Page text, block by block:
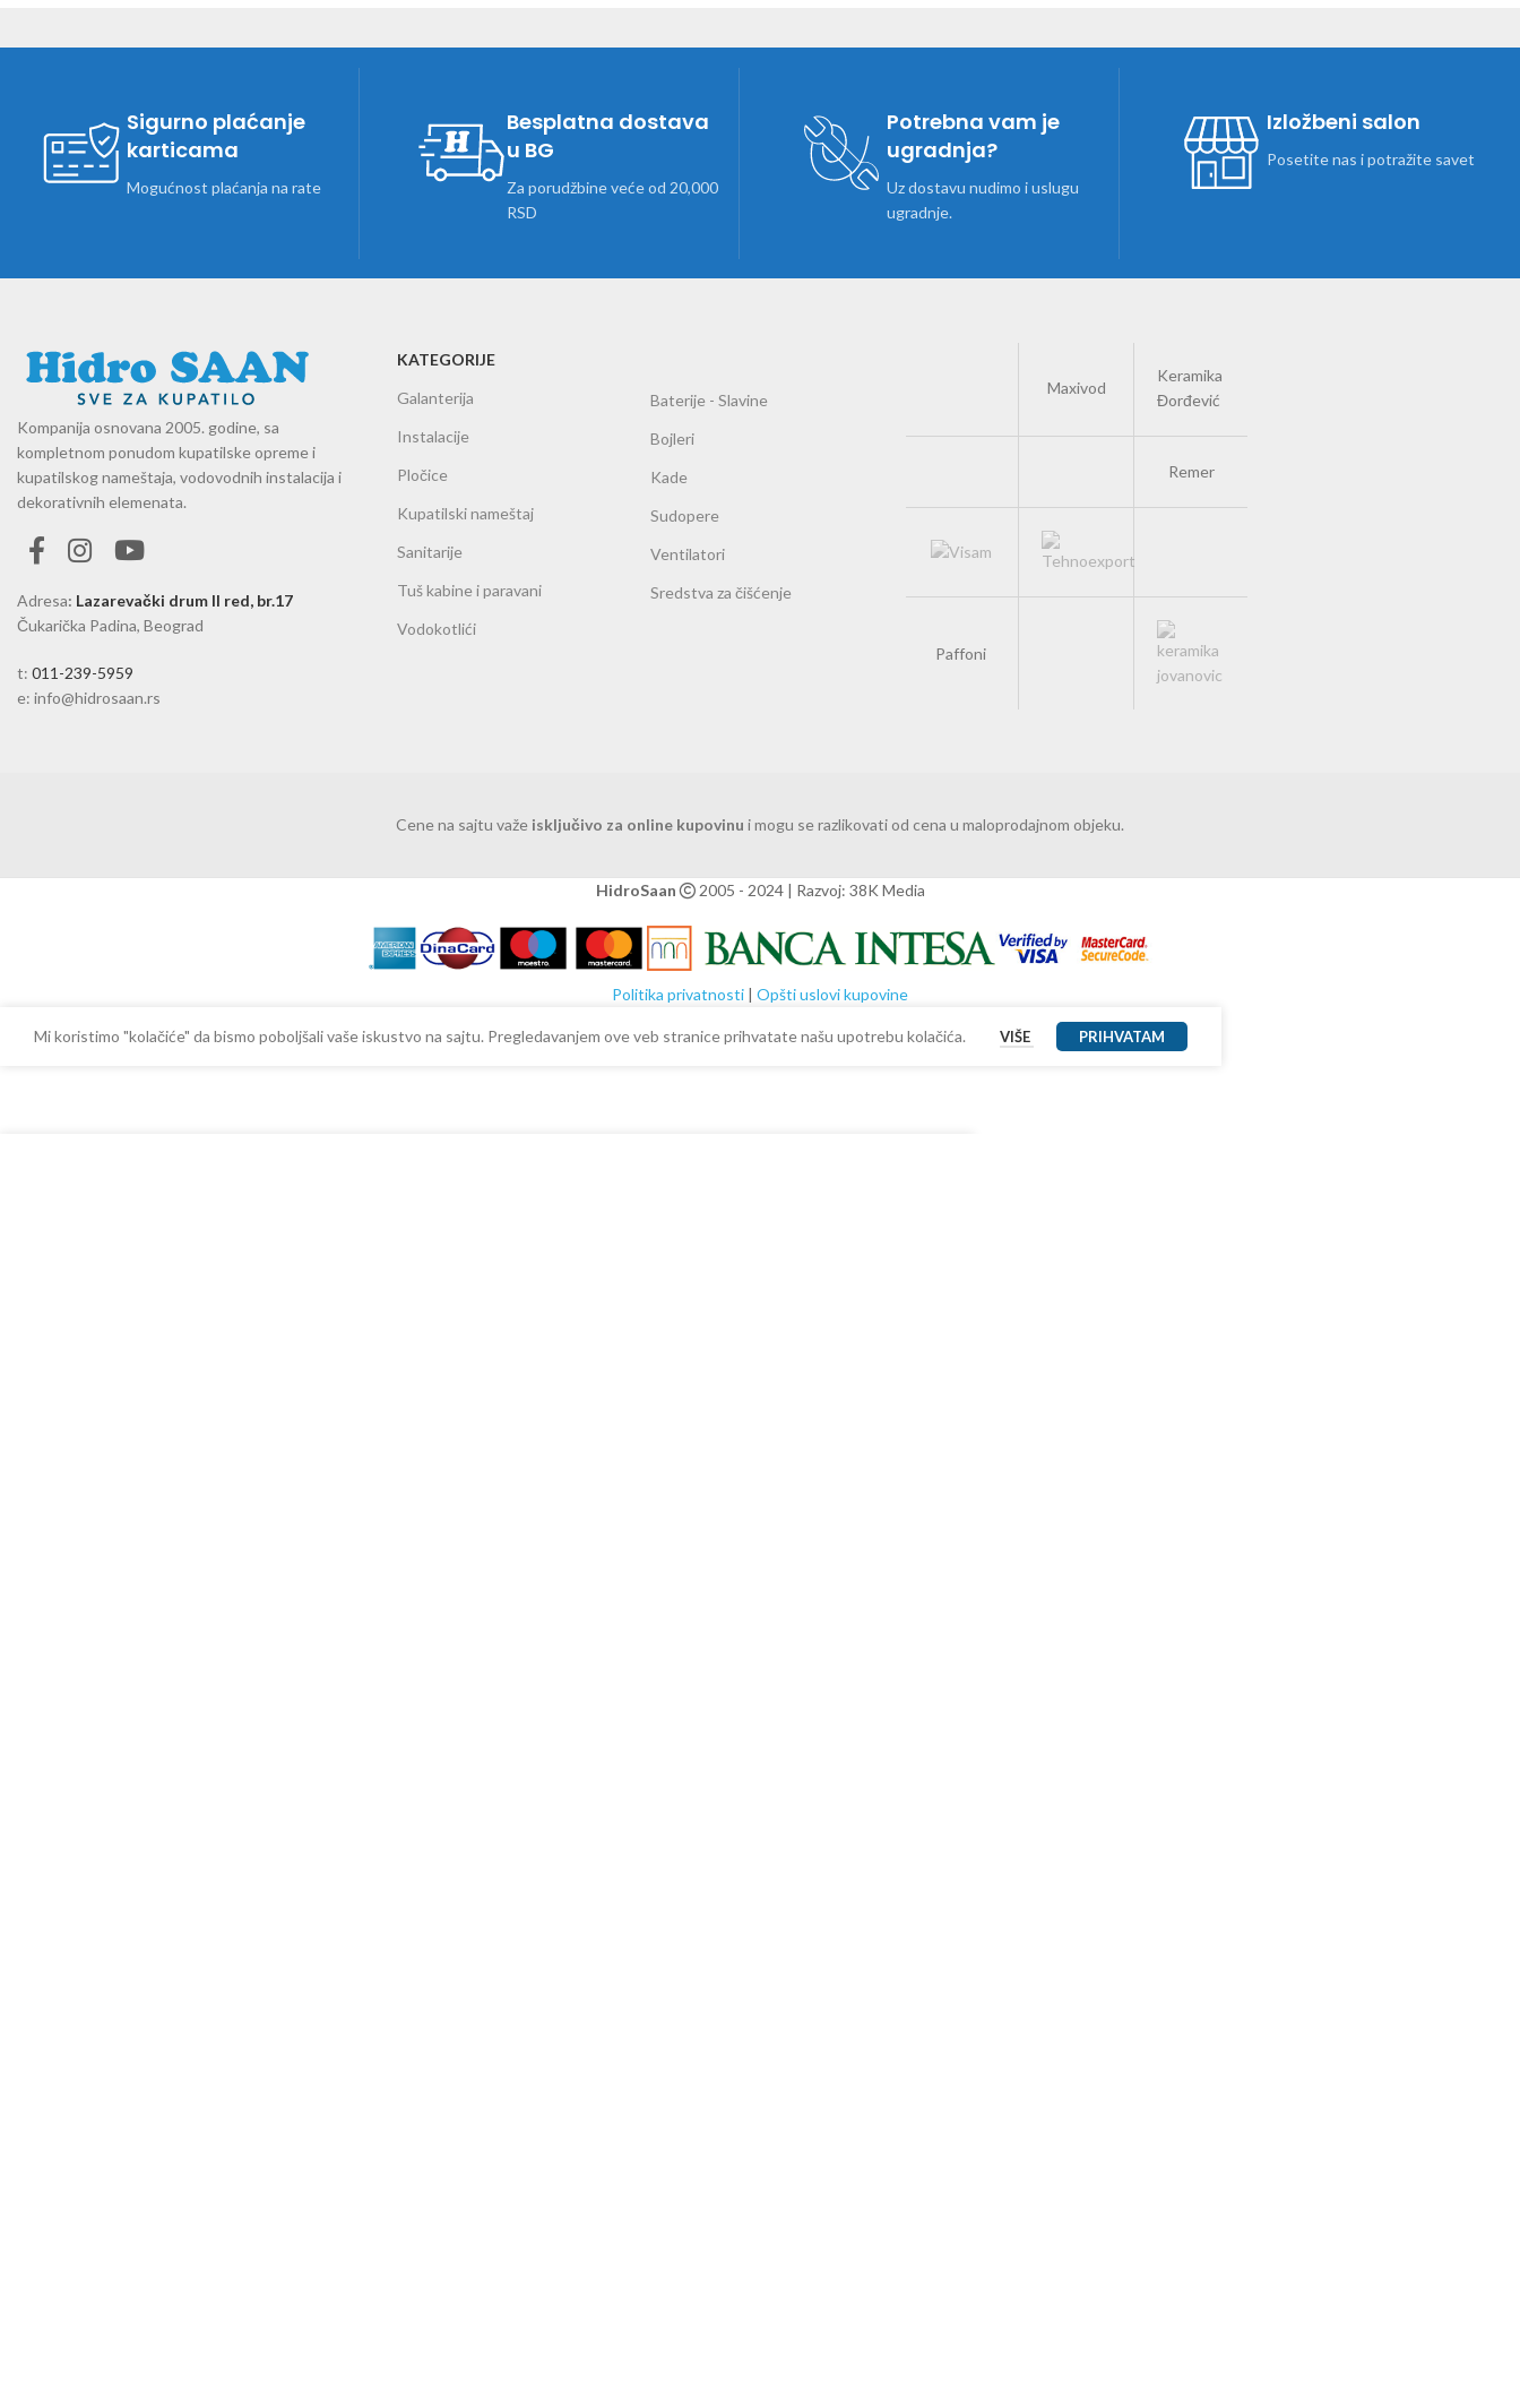
Sigurno plaćanje
karticama
Mogućnost plaćanja na rate
Besplatna dostava
u BG
Za porudžbine veće od 20,000
RSD
Potrebna vam je
ugradnja?
Uz dostavu nudimo i uslugu
ugradnje.
Izložbeni salon
Posetite nas i potražite savet
Kompanija osnovana 2005. godine, sa
kompletnom ponudom kupatilske opreme i
kupatilskog nameštaja, vodovodnih instalacija i
dekorativnih elemenata.
Adresa: Lazarevački drum II red, br.17
Čukarička Padina, Beograd
t: 011-239-5959
e: info@hidrosaan.rs
KATEGORIJE
Galanterija
Instalacije
Pločice
Kupatilski nameštaj
Sanitarije
Tuš kabine i paravani
Vodokotlići
Baterije - Slavine
Bojleri
Kade
Sudopere
Ventilatori
Sredstva za čišćenje
Maxivod
Keramika
Đorđević
Remer
Paffoni
Cene na sajtu važe isključivo za online kupovinu i mogu se razlikovati od cena u maloprodajnom objeku.
HidroSaan 2005 - 2024 | Razvoj: 38K Media
Politika privatnosti | Opšti uslovi kupovine
Mi koristimo "kolačiće" da bismo poboljšali vaše iskustvo na sajtu. Pregledavanjem ove veb stranice prihvatate našu upotrebu kolačića. VIŠE PRIHVATAM